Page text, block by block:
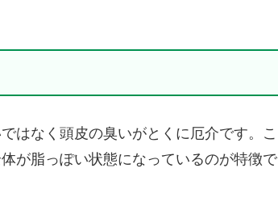
はなく頭皮の臭いがとくに厄介です。こ
が脂っぽい状態になっているのが特徴で